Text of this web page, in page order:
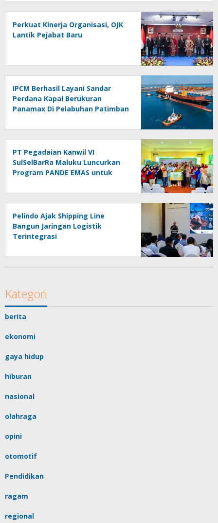
Perkuat Kinerja Organisasi, OJK
Lantik Pejabat Baru
IPCM Berhasil Layani Sandar
Perdana Kapal Berukuran
Panamax Di Pelabuhan Patimban
PT Pegadaian Kanwil VI
SulSelBarRa Maluku Luncurkan
Program PANDE EMAS untuk
Masyarakat
Pelindo Ajak Shipping Line
Bangun Jaringan Logistik
Terintegrasi
Kategori
berita
ekonomi
gaya hidup
hiburan
nasional
olahraga
opini
otomotif
Pendidikan
ragam
regional